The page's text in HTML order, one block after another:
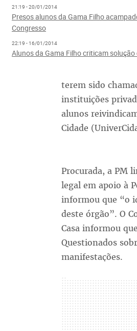
21:19 - 20/01/2014
Presos alunos da Gama Filho
Congresso
22:19 - 16/01/2014
Alunos da Gama Filho criticam solução
terem sido
instituições
alunos
Cidade
Procurada, a PM
legal em apoio à
informou que “o
deste órgão”. O
Casa informou
Questionados
manifestações.